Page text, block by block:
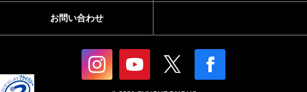
お問い合わせ